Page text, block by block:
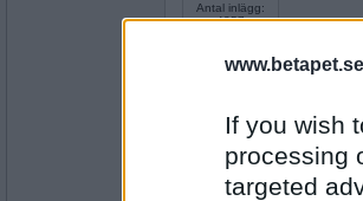
If you wish
processing
targeted
Antal inlägg:
4257
solros x- Ej medlem längre
Antal inlägg: